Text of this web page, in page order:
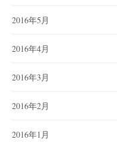
2016年5月
2016年4月
2016年3月
2016年2月
2016年1月